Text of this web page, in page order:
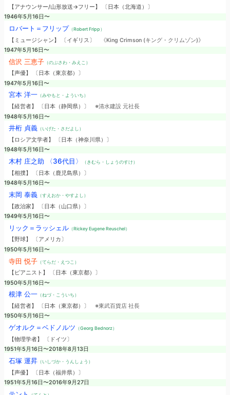
【アナウンサー/山形放送→フリー】 〔日本（北海道）〕
1946年5月16日〜
ロバート＝フリップ （Robert Fripp）
【ミュージシャン】 〔イギリス〕
《King Crimson (キング・クリムゾン)》
1947年5月16日〜
信沢 三恵子（のぶさわ・みえこ）
【声優】 〔日本（東京都）〕
1947年5月16日〜
宮本 洋一（みやもと・よういち）
【経営者】 〔日本（静岡県）〕 ※清水建設 元社長
1948年5月16日〜
井桁 貞義（いげた・さだよし）
【ロシア文学者】 〔日本（神奈川県）〕
1948年5月16日〜
木村 庄之助 〈36代目〉 （きむら・しょうのすけ）
【相撲】 〔日本（鹿児島県）〕
1948年5月16日〜
末岡 泰義（すえおか・やすよし）
【政治家】 〔日本（山口県）〕
1949年5月16日〜
リック＝ラッシェル（Rickey Eugene Reuschel）
【野球】 〔アメリカ〕
1950年5月16日〜
寺田 悦子（てらだ・えつこ）
【ピアニスト】 〔日本（東京都）〕
1950年5月16日〜
根津 公一（ねづ・こういち）
【経営者】 〔日本（東京都）〕 ※東武百貨店 社長
1950年5月16日〜
ゲオルク＝ベドノルツ （Georg Bednorz）
【物理学者】 〔ドイツ〕
1951年5月16日〜2018年8月13日
石塚 運昇（いしづか・うんしょう）
【声優】 〔日本（福井県）〕
1951年5月16日〜2016年9月27日